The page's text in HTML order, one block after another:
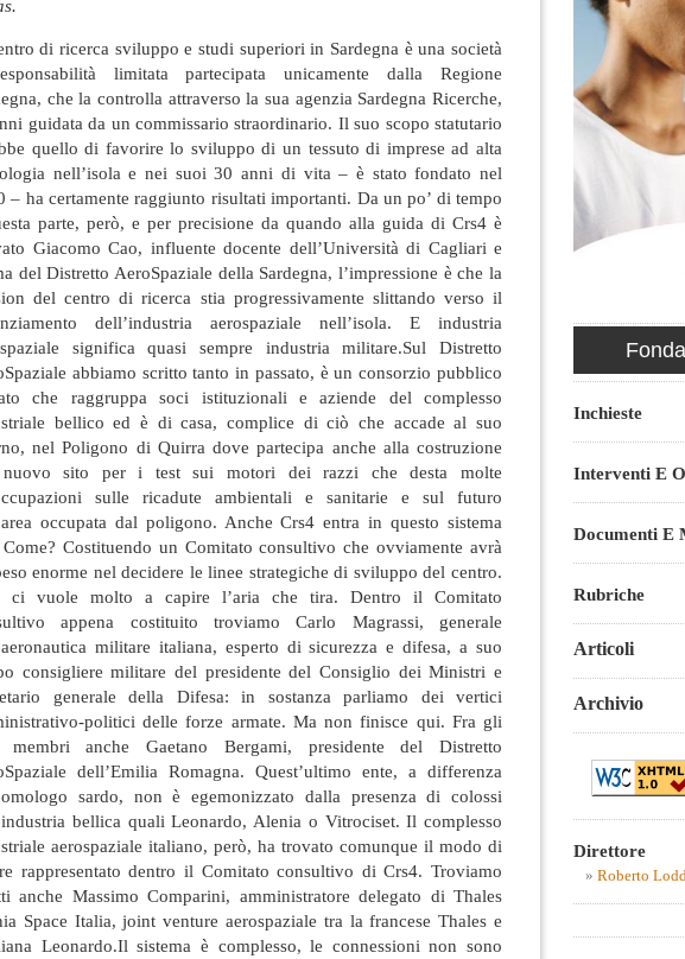
di ricerca sviluppo e studi superiori in Sardegna è una società
limitata partecipata unicamente dalla Regione
che la controlla attraverso la sua agenzia Sardegna Ricerche,
guidata da un commissario straordinario. Il suo scopo statutario
quello di favorire lo sviluppo di un tessuto di imprese ad alta
nell’isola e nei suoi 30 anni di vita – è stato fondato nel
– ha certamente raggiunto risultati importanti. Da un po’ di tempo
parte, però, e per precisione da quando alla guida di Crs4 è
Giacomo Cao, influente docente dell’Università di Cagliari e
del Distretto AeroSpaziale della Sardegna, l’impressione è che la
del centro di ricerca stia progressivamente slittando verso il
dell’industria aerospaziale nell’isola. E industria
significa quasi sempre industria militare.Sul Distretto
abbiamo scritto tanto in passato, è un consorzio pubblico
che raggruppa soci istituzionali e aziende del complesso
bellico ed è di casa, complice di ciò che accade al suo
nel Poligono di Quirra dove partecipa anche alla costruzione
sito per i test sui motori dei razzi che desta molte
sulle ricadute ambientali e sanitarie e sul futuro
occupata dal poligono. Anche Crs4 entra in questo sistema
Costituendo un Comitato consultivo che ovviamente avrà
enorme nel decidere le linee strategiche di sviluppo del centro.
ci vuole molto a capire l’aria che tira. Dentro il Comitato
appena costituito troviamo Carlo Magrassi, generale
militare italiana, esperto di sicurezza e difesa, a suo
consigliere militare del presidente del Consiglio dei Ministri e
generale della Difesa: in sostanza parliamo dei vertici
politici delle forze armate. Ma non finisce qui. Fra gli
membri anche Gaetano Bergami, presidente del Distretto
dell’Emilia Romagna. Quest’ultimo ente, a differenza
sardo, non è egemonizzato dalla presenza di colossi
bellica quali Leonardo, Alenia o Vitrociset. Il complesso
aerospaziale italiano, però, ha trovato comunque il modo di
rappresentato dentro il Comitato consultivo di Crs4. Troviamo
anche Massimo Comparini, amministratore delegato di Thales
Space Italia, joint venture aerospaziale tra la francese Thales e
Leonardo.Il sistema è complesso, le connessioni non sono
Inchieste
Interventi E
Documenti E
Rubriche
Articoli
Archivio
Direttore
Roberto